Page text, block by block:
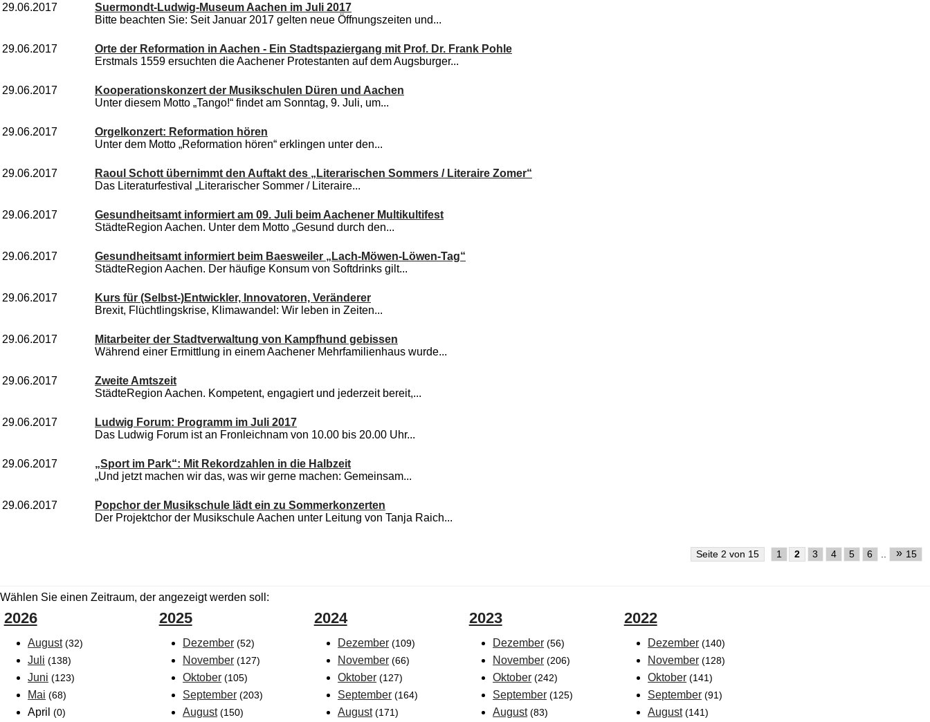
29.06.2017
Suermondt-Ludwig-Museum Aachen im Juli 2017
Bitte beachten Sie: Seit Januar 2017 gelten neue Öffnungszeiten und...
29.06.2017
Orte der Reformation in Aachen - Ein Stadtspaziergang mit Prof. Dr. Frank Pohle
Erstmals 1559 ersuchten die Aachener Protestanten auf dem Augsburger...
29.06.2017
Kooperationskonzert der Musikschulen Düren und Aachen
Unter diesem Motto „Tango!“ findet am Sonntag, 9. Juli, um...
29.06.2017
Orgelkonzert: Reformation hören
Unter dem Motto „Reformation hören“ erklingen unter den...
29.06.2017
Raoul Schott übernimmt den Auftakt des „Literarischen Sommers / Literaire Zomer“
Das Literaturfestival „Literarischer Sommer / Literaire...
29.06.2017
Gesundheitsamt informiert am 09. Juli beim Aachener Multikultifest
StädteRegion Aachen. Unter dem Motto „Gesund durch den...
29.06.2017
Gesundheitsamt informiert beim Baesweiler „Lach-Möwen-Löwen-Tag“
StädteRegion Aachen. Der häufige Konsum von Softdrinks gilt...
29.06.2017
Kurs für (Selbst-)Entwickler, Innovatoren, Veränderer
Brexit, Flüchtlingskrise, Klimawandel: Wir leben in Zeiten...
29.06.2017
Mitarbeiter der Stadtverwaltung von Kampfhund gebissen
Während einer Ermittlung in einem Aachener Mehrfamilienhaus wurde...
29.06.2017
Zweite Amtszeit
StädteRegion Aachen. Kompetent, engagiert und jederzeit bereit,...
29.06.2017
Ludwig Forum: Programm im Juli 2017
Das Ludwig Forum ist an Fronleichnam von 10.00 bis 20.00 Uhr...
29.06.2017
„Sport im Park“: Mit Rekordzahlen in die Halbzeit
„Und jetzt machen wir das, was wir gerne machen: Gemeinsam...
29.06.2017
Popchor der Musikschule lädt ein zu Sommerkonzerten
Der Projektchor der Musikschule Aachen unter Leitung von Tanja Raich...
Seite 2 von 15 1 2 3 4 5 6 » 15
Wählen Sie einen Zeitraum, der angezeigt werden soll:
2026
August (32)
Juli (138)
Juni (123)
Mai (68)
April (0)
2025
Dezember (52)
November (127)
Oktober (105)
September (203)
August (150)
2024
Dezember (109)
November (66)
Oktober (127)
September (164)
August (171)
2023
Dezember (56)
November (206)
Oktober (242)
September (125)
August (83)
2022
Dezember (140)
November (128)
Oktober (141)
September (91)
August (141)